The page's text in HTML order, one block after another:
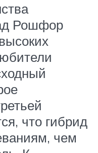
Рошфор
что гибрид
чем